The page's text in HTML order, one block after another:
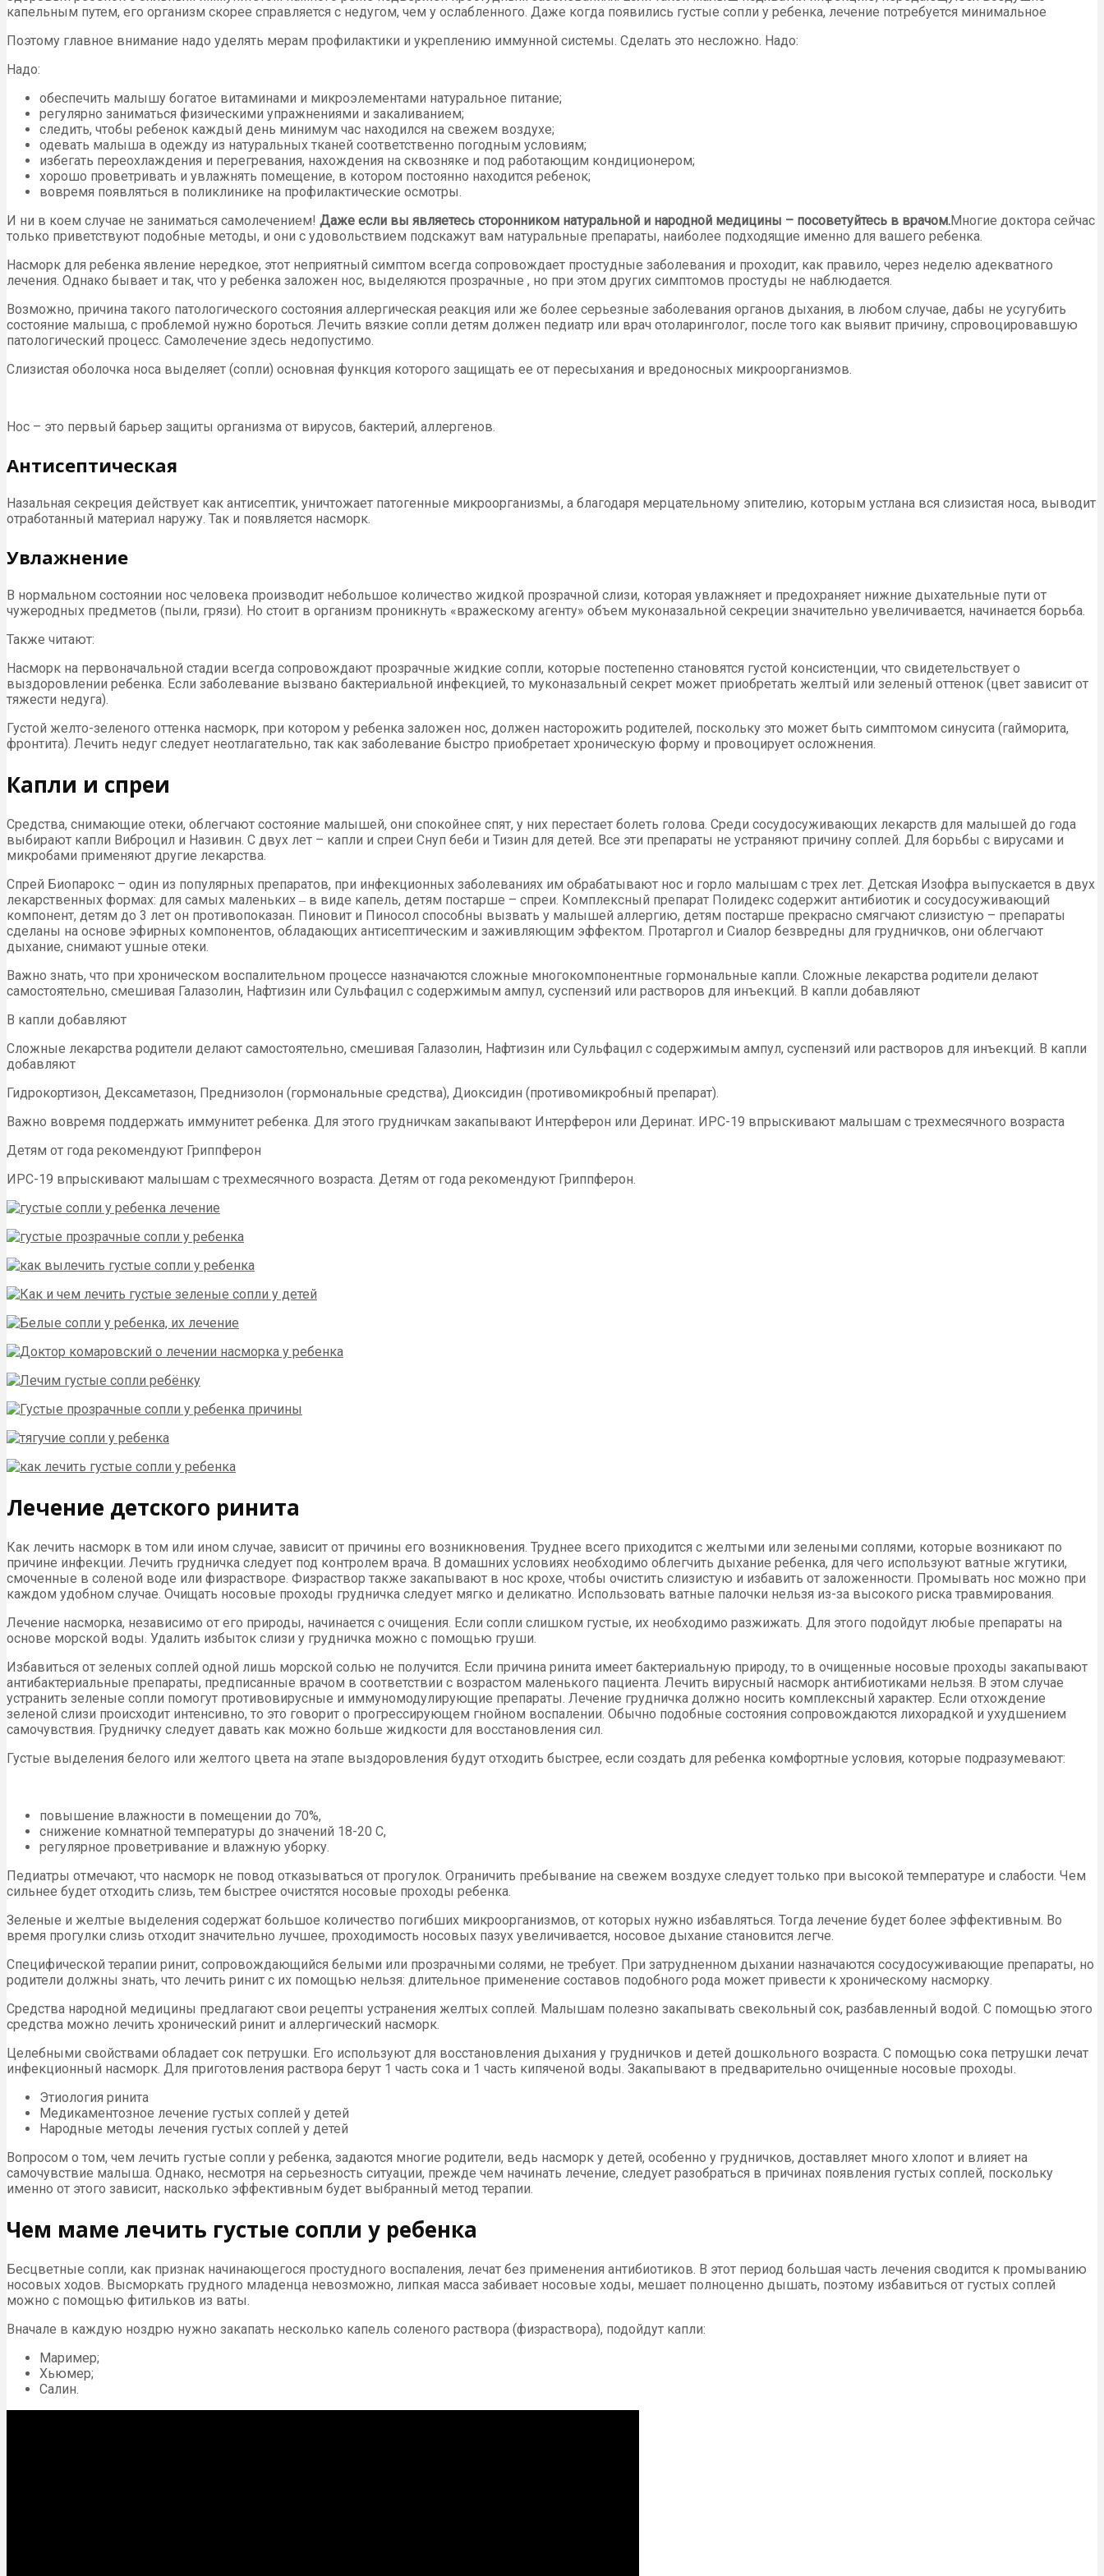
капельным путем, его организм скорее справляется с недугом, чем у ослабленного. Даже когда появились густые сопли у ребенка, лечение потребуется минимальное
Поэтому главное внимание надо уделять мерам профилактики и укреплению иммунной системы. Сделать это несложно. Надо:
Надо:
обеспечить малышу богатое витаминами и микроэлементами натуральное питание;
регулярно заниматься физическими упражнениями и закаливанием;
следить, чтобы ребенок каждый день минимум час находился на свежем воздухе;
одевать малыша в одежду из натуральных тканей соответственно погодным условиям;
избегать переохлаждения и перегревания, нахождения на сквозняке и под работающим кондиционером;
хорошо проветривать и увлажнять помещение, в котором постоянно находится ребенок;
вовремя появляться в поликлинике на профилактические осмотры.
И ни в коем случае не заниматься самолечением! Даже если вы являетесь сторонником натуральной и народной медицины – посоветуйтесь в врачом.Многие доктора сейчас
только приветствуют подобные методы, и они с удовольствием подскажут вам натуральные препараты, наиболее подходящие именно для вашего ребенка.
Насморк для ребенка явление нередкое, этот неприятный симптом всегда сопровождает простудные заболевания и проходит, как правило, через неделю адекватного
лечения. Однако бывает и так, что у ребенка заложен нос, выделяются прозрачные , но при этом других симптомов простуды не наблюдается.
Возможно, причина такого патологического состояния аллергическая реакция или же более серьезные заболевания органов дыхания, в любом случае, дабы не усугубить
состояние малыша, с проблемой нужно бороться. Лечить вязкие сопли детям должен педиатр или врач отоларинголог, после того как выявит причину, спровоцировавшую
патологический процесс. Самолечение здесь недопустимо.
Слизистая оболочка носа выделяет (сопли) основная функция которого защищать ее от пересыхания и вредоносных микроорганизмов.
Нос – это первый барьер защиты организма от вирусов, бактерий, аллергенов.
Антисептическая
Назальная секреция действует как антисептик, уничтожает патогенные микроорганизмы, а благодаря мерцательному эпителию, которым устлана вся слизистая носа, выводит
отработанный материал наружу. Так и появляется насморк.
Увлажнение
В нормальном состоянии нос человека производит небольшое количество жидкой прозрачной слизи, которая увлажняет и предохраняет нижние дыхательные пути от
чужеродных предметов (пыли, грязи). Но стоит в организм проникнуть «вражескому агенту» объем муконазальной секреции значительно увеличивается, начинается борьба.
Также читают:
Насморк на первоначальной стадии всегда сопровождают прозрачные жидкие сопли, которые постепенно становятся густой консистенции, что свидетельствует о
выздоровлении ребенка. Если заболевание вызвано бактериальной инфекцией, то муконазальный секрет может приобретать желтый или зеленый оттенок (цвет зависит от
тяжести недуга).
Густой желто-зеленого оттенка насморк, при котором у ребенка заложен нос, должен насторожить родителей, поскольку это может быть симптомом синусита (гайморита,
фронтита). Лечить недуг следует неотлагательно, так как заболевание быстро приобретает хроническую форму и провоцирует осложнения.
Капли и спреи
Средства, снимающие отеки, облегчают состояние малышей, они спокойнее спят, у них перестает болеть голова. Среди сосудосуживающих лекарств для малышей до года
выбирают капли Виброцил и Називин. С двух лет – капли и спреи Снуп беби и Тизин для детей. Все эти препараты не устраняют причину соплей. Для борьбы с вирусами и
микробами применяют другие лекарства.
Спрей Биопарокс – один из популярных препаратов, при инфекционных заболеваниях им обрабатывают нос и горло малышам с трех лет. Детская Изофра выпускается в двух
лекарственных формах: для самых маленьких ‒ в виде капель, детям постарше – спреи. Комплексный препарат Полидекс содержит антибиотик и сосудосуживающий
компонент, детям до 3 лет он противопоказан. Пиновит и Пиносол способны вызвать у малышей аллергию, детям постарше прекрасно смягчают слизистую – препараты
сделаны на основе эфирных компонентов, обладающих антисептическим и заживляющим эффектом. Протаргол и Сиалор безвредны для грудничков, они облегчают
дыхание, снимают ушные отеки.
Важно знать, что при хроническом воспалительном процессе назначаются сложные многокомпонентные гормональные капли. Сложные лекарства родители делают
самостоятельно, смешивая Галазолин, Нафтизин или Сульфацил с содержимым ампул, суспензий или растворов для инъекций. В капли добавляют
В капли добавляют
Сложные лекарства родители делают самостоятельно, смешивая Галазолин, Нафтизин или Сульфацил с содержимым ампул, суспензий или растворов для инъекций. В капли
добавляют
Гидрокортизон, Дексаметазон, Преднизолон (гормональные средства), Диоксидин (противомикробный препарат).
Важно вовремя поддержать иммунитет ребенка. Для этого грудничкам закапывают Интерферон или Деринат. ИРС-19 впрыскивают малышам с трехмесячного возраста
Детям от года рекомендуют Гриппферон
ИРС-19 впрыскивают малышам с трехмесячного возраста. Детям от года рекомендуют Гриппферон.
Лечение детского ринита
Как лечить насморк в том или ином случае, зависит от причины его возникновения. Труднее всего приходится с желтыми или зелеными соплями, которые возникают по
причине инфекции. Лечить грудничка следует под контролем врача. В домашних условиях необходимо облегчить дыхание ребенка, для чего используют ватные жгутики,
смоченные в соленой воде или физрастворе. Физраствор также закапывают в нос крохе, чтобы очистить слизистую и избавить от заложенности. Промывать нос можно при
каждом удобном случае. Очищать носовые проходы грудничка следует мягко и деликатно. Использовать ватные палочки нельзя из-за высокого риска травмирования.
Лечение насморка, независимо от его природы, начинается с очищения. Если сопли слишком густые, их необходимо разжижать. Для этого подойдут любые препараты на
основе морской воды. Удалить избыток слизи у грудничка можно с помощью груши.
Избавиться от зеленых соплей одной лишь морской солью не получится. Если причина ринита имеет бактериальную природу, то в очищенные носовые проходы закапывают
антибактериальные препараты, предписанные врачом в соответствии с возрастом маленького пациента. Лечить вирусный насморк антибиотиками нельзя. В этом случае
устранить зеленые сопли помогут противовирусные и иммуномодулирующие препараты. Лечение грудничка должно носить комплексный характер. Если отхождение
зеленой слизи происходит интенсивно, то это говорит о прогрессирующем гнойном воспалении. Обычно подобные состояния сопровождаются лихорадкой и ухудшением
самочувствия. Грудничку следует давать как можно больше жидкости для восстановления сил.
Густые выделения белого или желтого цвета на этапе выздоровления будут отходить быстрее, если создать для ребенка комфортные условия, которые подразумевают:
повышение влажности в помещении до 70%,
снижение комнатной температуры до значений 18-20 C,
регулярное проветривание и влажную уборку.
Педиатры отмечают, что насморк не повод отказываться от прогулок. Ограничить пребывание на свежем воздухе следует только при высокой температуре и слабости. Чем
сильнее будет отходить слизь, тем быстрее очистятся носовые проходы ребенка.
Зеленые и желтые выделения содержат большое количество погибших микроорганизмов, от которых нужно избавляться. Тогда лечение будет более эффективным. Во
время прогулки слизь отходит значительно лучшее, проходимость носовых пазух увеличивается, носовое дыхание становится легче.
Специфической терапии ринит, сопровождающийся белыми или прозрачными солями, не требует. При затрудненном дыхании назначаются сосудосуживающие препараты, но
родители должны знать, что лечить ринит с их помощью нельзя: длительное применение составов подобного рода может привести к хроническому насморку.
Средства народной медицины предлагают свои рецепты устранения желтых соплей. Малышам полезно закапывать свекольный сок, разбавленный водой. С помощью этого
средства можно лечить хронический ринит и аллергический насморк.
Целебными свойствами обладает сок петрушки. Его используют для восстановления дыхания у грудничков и детей дошкольного возраста. С помощью сока петрушки лечат
инфекционный насморк. Для приготовления раствора берут 1 часть сока и 1 часть кипяченой воды. Закапывают в предварительно очищенные носовые проходы.
Этиология ринита
Медикаментозное лечение густых соплей у детей
Народные методы лечения густых соплей у детей
Вопросом о том, чем лечить густые сопли у ребенка, задаются многие родители, ведь насморк у детей, особенно у грудничков, доставляет много хлопот и влияет на
самочувствие малыша. Однако, несмотря на серьезность ситуации, прежде чем начинать лечение, следует разобраться в причинах появления густых соплей, поскольку
именно от этого зависит, насколько эффективным будет выбранный метод терапии.
Чем маме лечить густые сопли у ребенка
Бесцветные сопли, как признак начинающегося простудного воспаления, лечат без применения антибиотиков. В этот период большая часть лечения сводится к промыванию
носовых ходов. Высморкать грудного младенца невозможно, липкая масса забивает носовые ходы, мешает полноценно дышать, поэтому избавиться от густых соплей
можно с помощью фитильков из ваты.
Вначале в каждую ноздрю нужно закапать несколько капель соленого раствора (физраствора), подойдут капли:
Маример;
Хьюмер;
Салин.